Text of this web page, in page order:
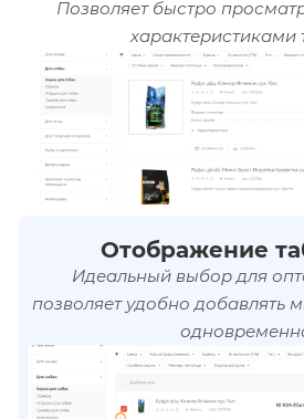
Позволяет быстро
характеристиками
Отображение
Идеальный выбор для
позволяет удобно добавлять